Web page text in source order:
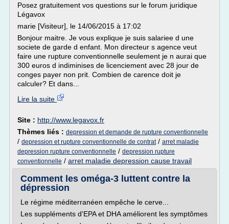
Posez gratuitement vos questions sur le forum juridique
Légavox
marie [Visiteur], le 14/06/2015 à 17:02
Bonjour maitre. Je vous explique je suis salariee d une
societe de garde d enfant. Mon directeur s agence veut
faire une rupture conventionnelle seulement je n aurai que
300 euros d indiminises de licenciement avec 28 jour de
conges payer non prit. Combien de carence doit je
calculer? Et dans...
Lire la suite
Site : http://www.legavox.fr
Thèmes liés : depression et demande de rupture conventionnelle
/ depression et rupture conventionnelle de contrat/ arret maladie
depression rupture conventionnelle / depression rupture
conventionnelle / arret maladie depression cause travail
Comment les oméga-3 luttent contre la
dépression
Le régime méditerranéen empêche le cerve...
Les suppléments d'EPA et DHA améliorent les symptômes